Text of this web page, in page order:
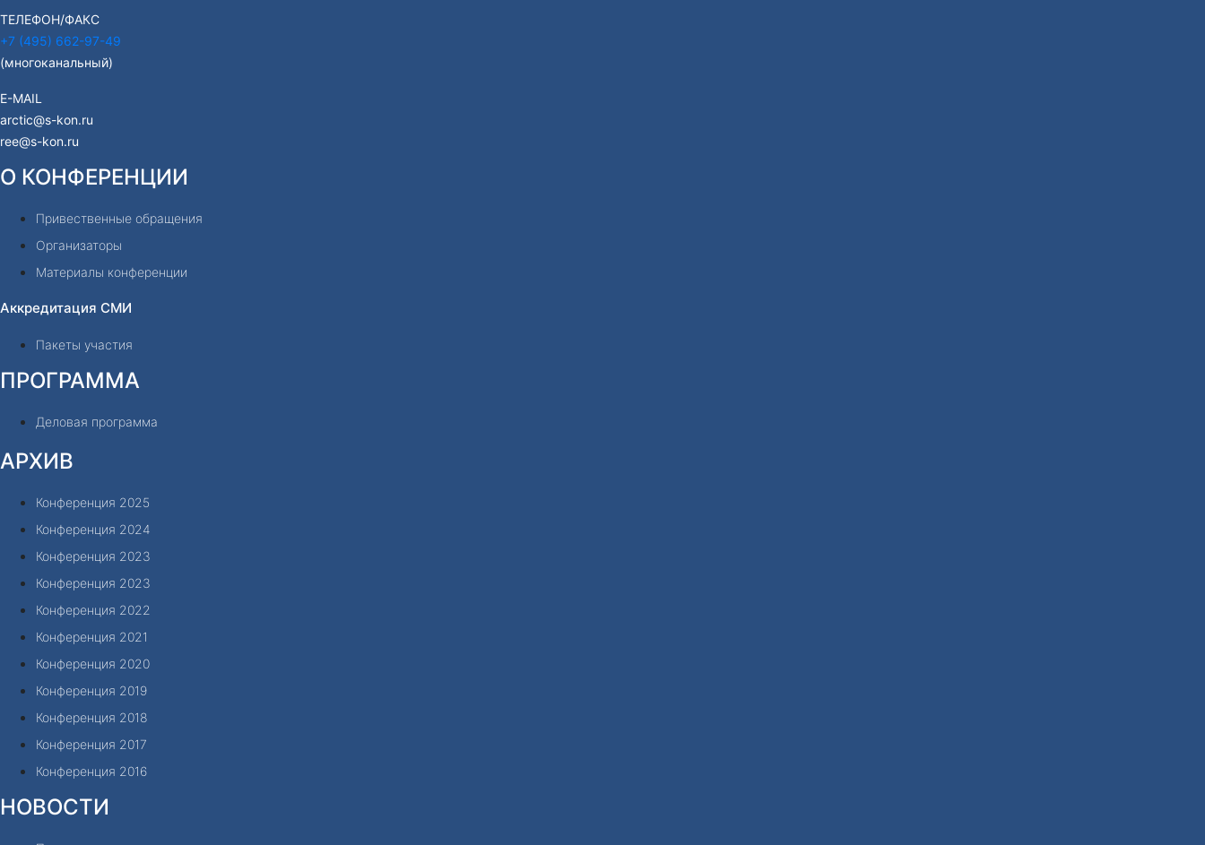
ТЕЛЕФОН/ФАКС
+7 (495) 662-97-49
(многоканальный)
E-MAIL
arctic@s-kon.ru
ree@s-kon.ru
О КОНФЕРЕНЦИИ
Привественные обращения
Организаторы
Материалы конференции
Аккредитация СМИ
Пакеты участия
ПРОГРАММА
Деловая программа
АРХИВ
Конференция 2025
Конференция 2024
Конференция 2023
Конференция 2023
Конференция 2022
Конференция 2021
Конференция 2020
Конференция 2019
Конференция 2018
Конференция 2017
Конференция 2016
НОВОСТИ